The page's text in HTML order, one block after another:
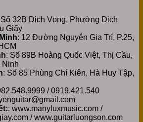
Số 32B Dịch Vọng, Phường Dịch
Giấy
: 12 Đường Nguyễn Gia Trí, P.25,
: Số 89B Hoàng Quốc Việt, Thị Cầu,
Ninh
: Số 85 Phùng Chí Kiên, Hà Huy Tập,
/ 0919.421.540
: www.manyluxmusic.com /
/ www.guitarluongson.com